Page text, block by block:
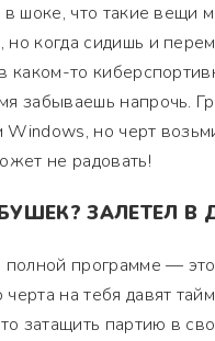
шоке, что такие вещи
но когда сидишь и
каком-то
забываешь напрочь.
Windows, но черт
не радовать!
ЗАЛЕТЕЛ В
полной программе —
черта на тебя давят
затащить партию в